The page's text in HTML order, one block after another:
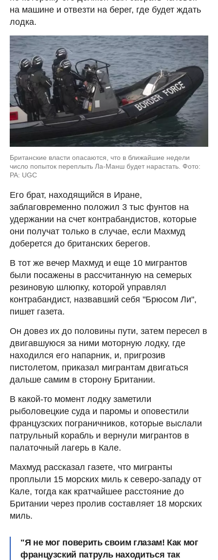
на машине и отвезти на берег, где будет ждать
лодка.
Британские власти опасаются, что в ближайшие недели
число попыток переплыть Ла-Манш будет нарастать. Фото:
РА: UGC
Его брат, находящийся в Иране,
заблаговременно положил 3 тыс фунтов на
удержании на счет контрабандистов, которые
они получат только в случае, если Махмуд
доберется до британских берегов.
В тот же вечер Махмуд и еще 10 мигрантов
были посажены в рассчитанную на семерых
резиновую шлюпку, которой управлял
контрабандист, назвавший себя "Брюсом Ли",
пишет газета.
Он довез их до половины пути, затем пересел в
двигавшуюся за ними моторную лодку, где
находился его напарник, и, пригрозив
пистолетом, приказал мигрантам двигаться
дальше самим в сторону Британии.
В какой-то момент лодку заметили
рыболовецкие суда и паромы и оповестили
французских пограничников, которые выслали
патрульный корабль и вернули мигрантов в
палаточный лагерь в Кале.
Махмуд рассказал газете, что мигранты
проплыли 15 морских миль к северо-западу от
Кале, тогда как кратчайшее расстояние до
Британии через пролив составляет 18 морских
миль.
"Я не мог поверить своим глазам! Как мог
французский патруль находиться так